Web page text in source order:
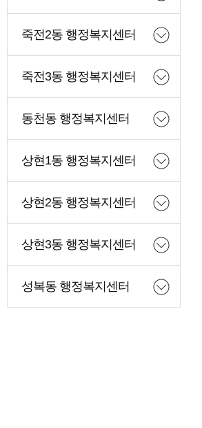
죽전2동 행정복지센터
죽전3동 행정복지센터
동천동 행정복지센터
상현1동 행정복지센터
상현2동 행정복지센터
상현3동 행정복지센터
성복동 행정복지센터